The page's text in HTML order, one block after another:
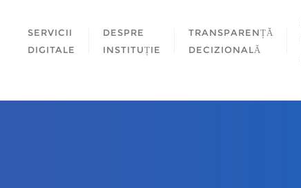
SERVICII
DIGITALE
DESPRE
INSTITUȚIE
TRANSPARENȚĂ
DECIZIONALĂ